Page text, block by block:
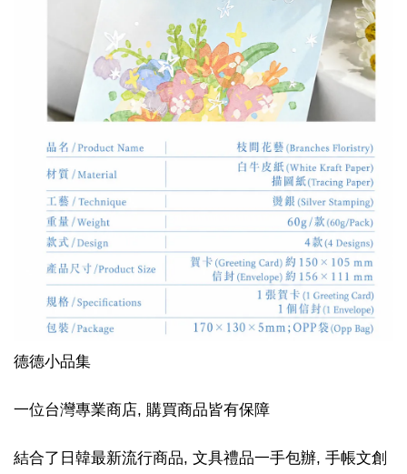
德德小品集
一位台灣專業商店, 購買商品皆有保障
結合了日韓最新流行商品, 文具禮品一手包辦, 手帳文創